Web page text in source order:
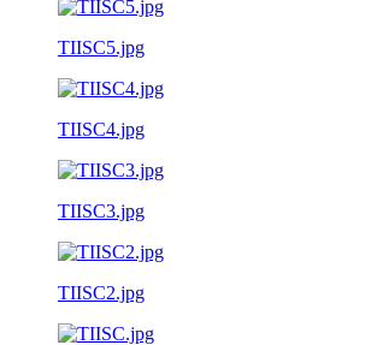
TIISC5.jpg
TIISC4.jpg
TIISC3.jpg
TIISC2.jpg